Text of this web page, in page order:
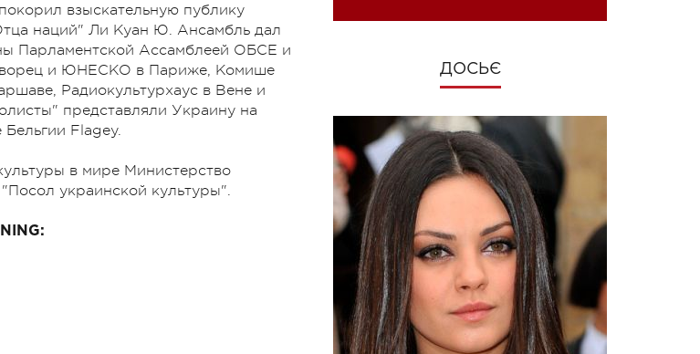
взыскательную публику
наций" Ли Куан Ю. Ансамбль дал
Парламентской Ассамблеей ОБСЕ и
дворец и ЮНЕСКО в Париже, Комише
Радиокультурхаус в Вене и
представляли Украину на
Flagey.
в мире Министерство
украинской культуры".
ДОСЬЄ